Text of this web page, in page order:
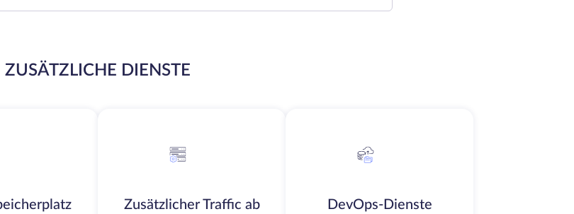
ZUSÄTZLICHE DIENSTE
Zusätzlicher Traffic ab
DevOps-Dienste